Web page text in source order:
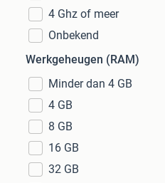
4 Ghz of meer
Onbekend
Werkgeheugen (RAM)
Minder dan 4 GB
4 GB
8 GB
16 GB
32 GB